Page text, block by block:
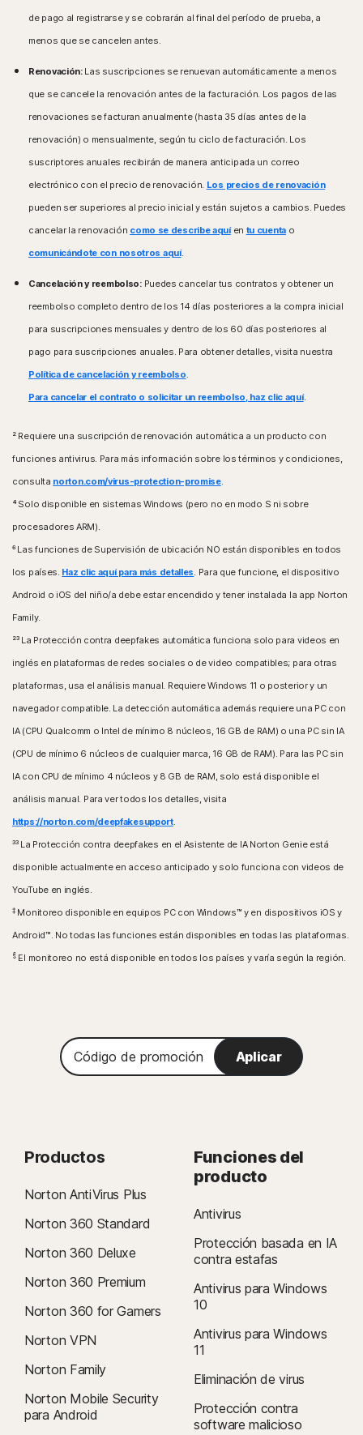
Microsoft Windows 7 (32 y 64 bits) con Service Pack 1
(SP 1) o posterior.
Mac que ejecute la versión actual y hasta las dos
anteriores de Apple® macOS.
Sistemas operativos Android™
Android versión 10.0 o posterior La app Google Play
debe estar instalada.
o posterior.
Sistemas operativos iOS
actual o hasta dos versiones anteriores de Apple® iOS.
Sistemas operativos Fire OS
posteriores.
Extensión del navegador
Microsoft Edge para Windows
Microsoft Windows 10 (todas las versiones).
funciones de protección no están disponibles en el
modo de navegación de la pantalla de inicio de
Microsoft Windows 7 (todas las versiones) con Service
Pack 1 (SP 1) o posterior con soporte de SHA2
Sistemas operativos Mac®
MacOS 10.13 o posterior.
Funciones no disponibles: Copia de seguridad en la
Norton SafeCam.
Sistemas operativos Android™
aplicación Google Play. No se admite el modo
multiusuario.
Sistemas operativos iOS
Dispositivos iPhone o iPad que ejecuten la versión
actual de Apple® iOS o hasta dos versiones anteriores.
de pago al registrarse y se cobrarán al final del período de prueba, a
menos que se cancelen antes.
Renovación:Las suscripciones se renuevan automáticamente a menos
que se cancele la renovación antes de la facturación. Los pagos de las
renovaciones se facturan anualmente (hasta 35 días antes de la
renovación) o mensualmente, según tu ciclo de facturación. Los
suscriptores anuales recibirán de manera anticipada un correo
electrónico con el precio de renovación. Los precios de renovación
pueden ser superiores al precio inicial y están sujetos a cambios. Puedes
cancelar la renovación como se describe aquíen tu cuentao
comunicándote con nosotros aquí.
Cancelación y reembolso:Puedes cancelar tus contratos y obtener un
reembolso completo dentro de los 14 días posteriores a la compra inicial
para suscripciones mensuales y dentro de los 60 días posteriores al
pago para suscripciones anuales. Para obtener detalles, visita nuestra
Política de cancelación y reembolso.
Para cancelar el contrato o solicitar un reembolso, haz clic aquí.
²Requiere una suscripción de renovación automática a un producto con
funciones antivirus. Para más información sobre los términos y condiciones,
consulta norton.com/virus-protection-promise.
⁴ Solo disponible en sistemas Windows (pero no en modo S ni sobre
procesadores ARM).
⁶Las funciones de Supervisión de ubicación NO están disponibles en todos
los países. Haz clic aquí para más detalles. Para que funcione, el dispositivo
Android o iOS del niño/a debe estar encendido y tener instalada la app Norton
Family.
²³La Protección contra deepfakes automática funciona solo para videos en
inglés en plataformas de redes sociales o de video compatibles; para otras
plataformas, usa el análisis manual. Requiere Windows 11 o posterior y un
navegador compatible. La detección automática además requiere una PC con
IA (CPU Qualcomm o Intel de mínimo 8 núcleos, 16 GB de RAM) o una PC sin IA
(CPU de mínimo 6 núcleos de cualquier marca, 16 GB de RAM). Para las PC sin
IA con CPU de mínimo 4 núcleos y 8 GB de RAM, solo está disponible el
análisis manual. Para ver todos los detalles, visita
https://norton.com/deepfakesupport.
³³ La Protección contra deepfakes en el Asistente de IA Norton Genie está
disponible actualmente en acceso anticipado y solo funciona con videos de
YouTube en inglés.
‡Monitoreo disponible en equipos PC con Windows™ y en dispositivos iOS y
Android™. No todas las funciones están disponibles en todas las plataformas.
§El monitoreo no está disponible en todos los países y varía según la región.
Código
de
promoción
Aplicar
Productos
Norton AntiVirus Plus
Norton 360 Standard
Norton 360 Deluxe
Norton 360 Premium
Norton 360 for Gamers
Norton VPN
Norton Family
Norton Mobile Security
para Android
Funciones del
producto
Antivirus
Protección basada en IA
contra estafas
Antivirus para Windows
10
Antivirus para Windows
11
Eliminación de virus
Protección contra
software malicioso